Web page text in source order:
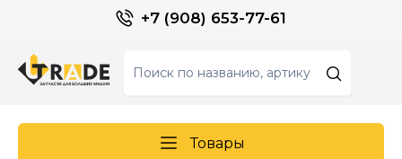
+7 (908) 653-77-61
Товары